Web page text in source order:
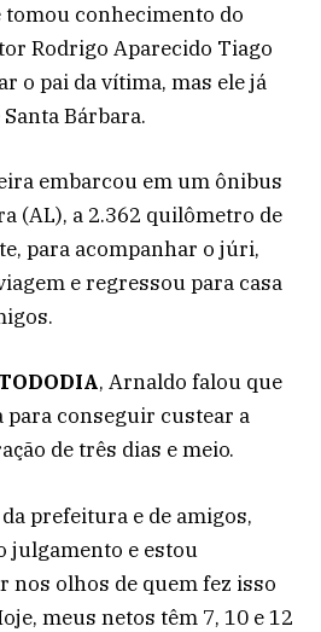
conhecimento do
Rodrigo Aparecido Tiago
o pai da vítima, mas ele já
Bárbara.
embarcou em um ônibus
(AL), a 2.362 quilômetro de
para acompanhar o júri,
e regressou para casa
, Arnaldo falou que
para conseguir custear a
de três dias e meio.
prefeitura e de amigos,
julgamento e estou
nos olhos de quem fez isso
meus netos têm 7, 10 e 12